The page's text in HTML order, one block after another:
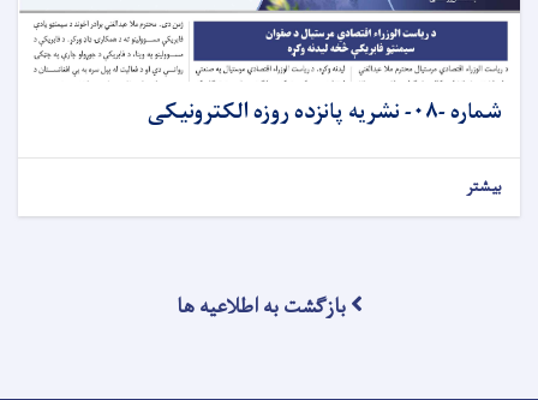
شماره -۰۸- نشريه پانزده روزه الکترونیکی
بیشتر
بازگشت به اطلاعیه ها